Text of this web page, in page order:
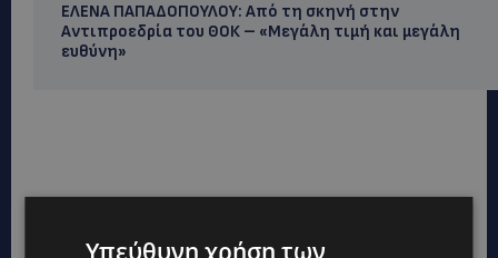
ΕΛΕΝΑ ΠΑΠΑΔΟΠΟΥΛΟΥ: Από τη σκηνή στην
Αντιπροεδρία του ΘΟΚ – «Μεγάλη τιμή και μεγάλη
ευθύνη»
Υπεύθυνη χρήση των